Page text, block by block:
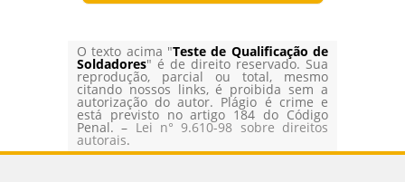
O texto acima "Teste de Qualificação de
Soldadores" é de direito reservado. Sua
reprodução, parcial ou total, mesmo
citando nossos links, é proibida sem a
autorização do autor. Plágio é crime e
está previsto no artigo 184 do Código
Penal. – Lei n° 9.610-98 sobre direitos
autorais.